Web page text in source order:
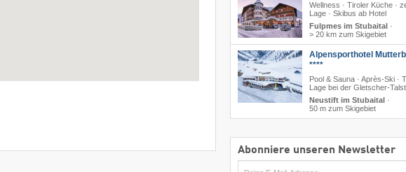
Wellness · Tiroler Küche ·
Lage · Skibus ab Hotel
Fulpmes im Stubaital ·
> 20 km zum Skigebiet
Alpensporthotel
****
Pool & Sauna · Après-Ski ·
Lage bei der Gletscher-
Neustift im Stubaital ·
50 m zum Skigebiet
Abonniere unseren Newsletter